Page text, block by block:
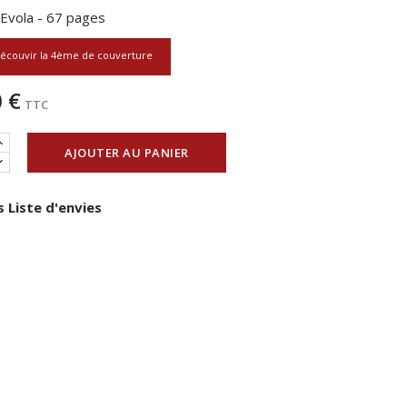
- 67 pages
la 4ème de couverture
€ TTC
AJOUTER AU PANIER
Liste d'envies